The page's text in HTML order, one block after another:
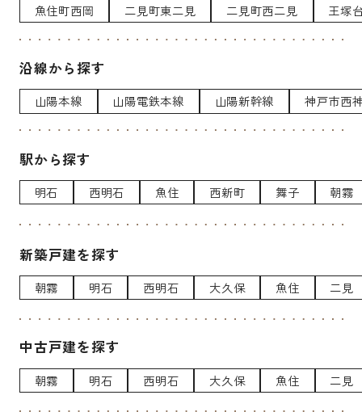
魚住町西岡 二見町東二見 二見町西二見 王塚
沿線から探す
山陽本線 山陽電鉄本線 山陽新幹線 神戸市西
駅から探す
明石 西明石 魚住 西新町 舞子 朝霧
新築戸建を探す
朝霧 明石 西明石 大久保 魚住 二見
中古戸建を探す
朝霧 明石 西明石 大久保 魚住 二見